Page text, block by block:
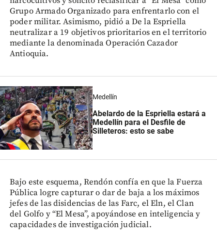
Grupo Armado Organizado para enfrentarlo con el
poder militar. Asimismo, pidió a De la Espriella
neutralizar a 19 objetivos prioritarios en el territorio
mediante la denominada Operación Cazador
Antioquia.
Medellín
Abelardo de la Espriella estará a
Medellín para el Desfile de
Silleteros: esto se sabe
Bajo este esquema, Rendón confía en que la Fuerza
Pública logre capturar o dar de baja a los máximos
jefes de las disidencias de las Farc, el Eln, el Clan
del Golfo y “El Mesa”, apoyándose en inteligencia y
capacidades de investigación judicial.